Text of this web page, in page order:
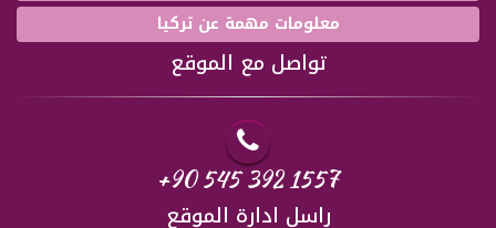
معلومات مهمة عن تركيا
تواصل مع الموقع
+90 545 392 1557
راسل ادارة الموقع